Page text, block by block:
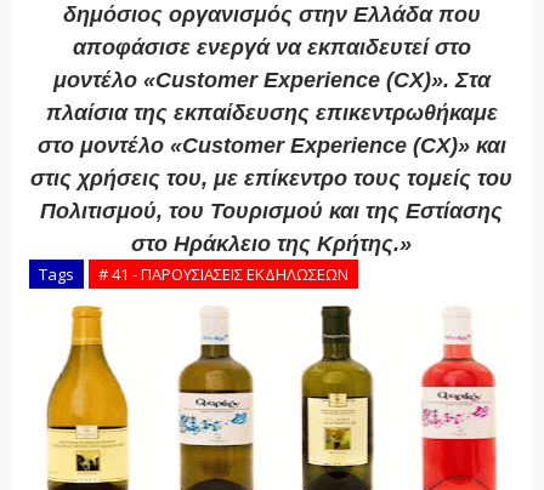
δημόσιος οργανισμός στην Ελλάδα που
αποφάσισε ενεργά να εκπαιδευτεί στο
μοντέλο «Customer Experience (CX)». Στα
πλαίσια της εκπαίδευσης επικεντρωθήκαμε
στο μοντέλο «Customer Experience (CX)» και
στις χρήσεις του, με επίκεντρο τους τομείς του
Πολιτισμού, του Τουρισμού και της Εστίασης
στο Ηράκλειο της Κρήτης.»
Tags # 41 - ΠΑΡΟΥΣΙΑΣΕΙΣ ΕΚΔΗΛΩΣΕΩΝ